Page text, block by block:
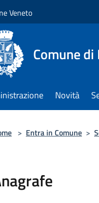
Veneto
Comune di
Novità
> Entra in Comune >